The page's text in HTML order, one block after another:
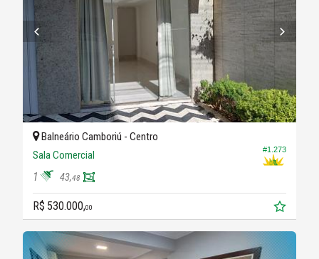
#1.273
Balneário Camboriú - Centro
Sala Comercial
1 43,48
R$ 530.000,00